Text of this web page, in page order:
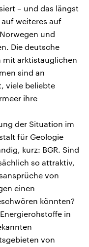
– und das längst
weiteres auf
und
Die deutsche
mit arktistauglichen
sind an
viele beliebte
ihre
der Situation im
für Geologie
kurz: BGR. Sind
so attraktiv,
von
einen
könnten?
in
von